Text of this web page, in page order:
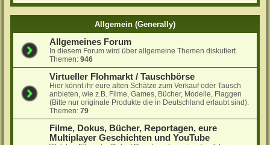
Allgemein (Generally)
Allgemeines Forum
In diesem Forum wird über allgemeine Themen diskutiert.
Themen:946
Virtueller Flohmarkt / Tauschbörse
Hier könnt ihr eure alten Schätze zum Verkauf oder Tausch
anbieten, wie z.B. Filme, Games, Bücher, Modelle, Flaggen
(Bitte nur originale Produkte die in Deutschland erlaubt sind).
Themen:79
Filme, Dokus, Bücher, Reportagen, eure
Multiplayer Geschichten und YouTube